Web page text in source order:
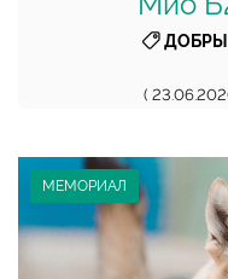
(
МЕМОРИАЛ